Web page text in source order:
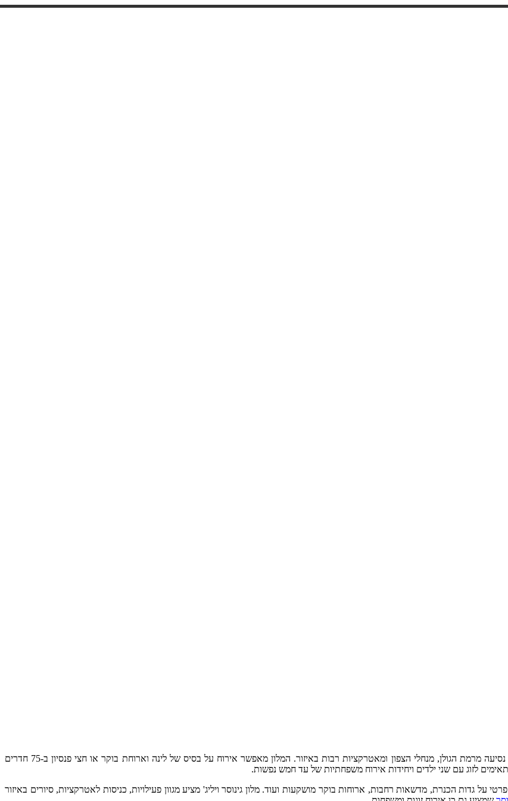
מלון גינוסר ויליג' הוא כפר נופש שממוקם בקיבוץ גינוסר על שפת הכנרת, במרחק נסיעה מרמת הגולן, מנחלי הצפון ומאטרקציות רבות באיזור. המלון מאפשר אירוח על בסיס של לינה וארוחת בוקר או חצי פנסיון ב-75 חדרים
לזוג עם שני ילדים ויחידות אירוח משפחתיות של עד חמש נפשות.
על גדות הכנרת, מדשאות רחבות, ארוחות בוקר מושקעות ועוד. מלון גינוסר ויליג' מציע מגוון פעילויות, כניסות לאטרקציות, סיורים באיזור